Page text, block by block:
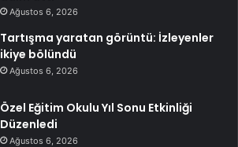
Ağustos 6, 2026
Tartışma yaratan görüntü: İzleyenler
ikiye bölündü
Ağustos 6, 2026
Özel Eğitim Okulu Yıl Sonu Etkinliği
Düzenledi
Ağustos 6, 2026